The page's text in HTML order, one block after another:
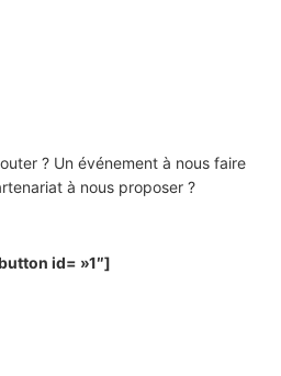
? Un événement à nous faire
à nous proposer ?
id= »1″]